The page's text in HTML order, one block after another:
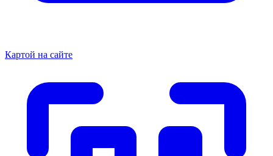
Картой на сайте